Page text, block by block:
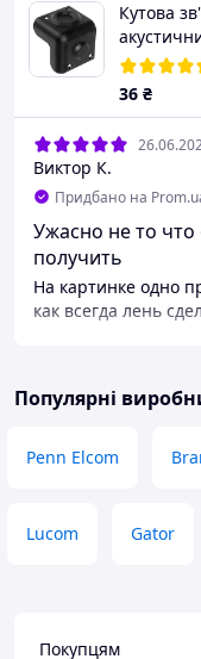
Кутова
36 ₴
Виктор К.
Придбано на
Ужасно не то
получить
На картинке одно
как всегда лень
что продают
куда отправить
Не подошёл товар
сайте
Популярні
Penn Elcom
Lucom Gator
Покупцям